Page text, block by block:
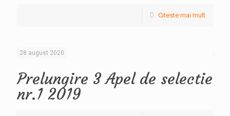
Citeste mai mult
28 august 2020
Prelungire 3 Apel de selectie
nr.1 2019